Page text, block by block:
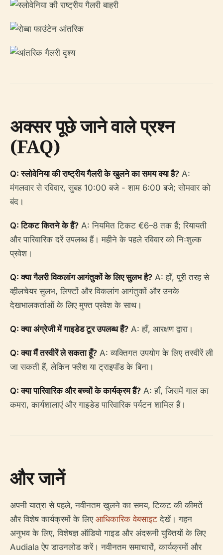
अक्सर पूछे जाने वाले प्रश्न
(FAQ)
Q: स्लोवेनिया की राष्ट्रीय गैलरी के खुलने का समय क्या है? A:
मंगलवार से रविवार, सुबह 10:00 बजे - शाम 6:00 बजे; सोमवार को
बंद।
Q: टिकट कितने के हैं? A: नियमित टिकट €6–8 तक हैं; रियायती
और पारिवारिक दरें उपलब्ध हैं। महीने के पहले रविवार को निःशुल्क
प्रवेश।
Q: क्या गैलरी विकलांग आगंतुकों के लिए सुलभ है? A: हाँ, पूरी तरह से
व्हीलचेयर सुलभ, लिफ्टों और विकलांग आगंतुकों और उनके
देखभालकर्ताओं के लिए मुफ्त प्रवेश के साथ।
Q: क्या अंग्रेजी में गाइडेड टूर उपलब्ध हैं? A: हाँ, आरक्षण द्वारा।
Q: क्या मैं तस्वीरें ले सकता हूँ? A: व्यक्तिगत उपयोग के लिए तस्वीरें ली
जा सकती हैं, लेकिन फ्लैश या ट्राइपॉड के बिना।
Q: क्या पारिवारिक और बच्चों के कार्यक्रम हैं? A: हाँ, जिसमें गाल का
कमरा, कार्यशालाएं और गाइडेड पारिवारिक पर्यटन शामिल हैं।
और जानें
अपनी यात्रा से पहले, नवीनतम खुलने का समय, टिकट की कीमतें
और विशेष कार्यक्रमों के लिए आधिकारिक वेबसाइट देखें। गहन
अनुभव के लिए, विशेषज्ञ ऑडियो गाइड और अंदरूनी युक्तियों के लिए
Audiala ऐप डाउनलोड करें। नवीनतम समाचारों, कार्यक्रमों और